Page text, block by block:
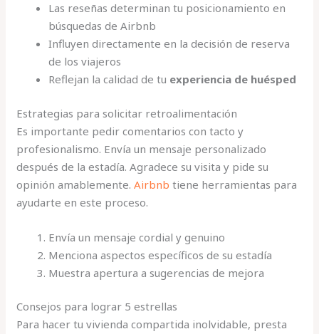
Las reseñas determinan tu posicionamiento en
búsquedas de Airbnb
Influyen directamente en la decisión de reserva
de los viajeros
Reflejan la calidad de tu experiencia de huésped
Estrategias para solicitar retroalimentación
Es importante pedir comentarios con tacto y
profesionalismo. Envía un mensaje personalizado
después de la estadía. Agradece su visita y pide su
opinión amablemente.Airbnb tiene herramientas para
ayudarte en este proceso.
Envía un mensaje cordial y genuino
Menciona aspectos específicos de su estadía
Muestra apertura a sugerencias de mejora
Consejos para lograr 5 estrellas
Para hacer tu vivienda compartida inolvidable, presta